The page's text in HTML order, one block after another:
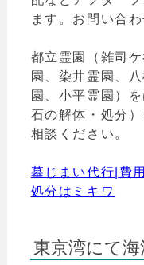
ます。お問い合
都立霊園（雑司
園、染井霊園、
園、小平霊園）
石の解体・処分
相談ください。
墓じまい代行|費
処分はミキワ
東京湾にて海